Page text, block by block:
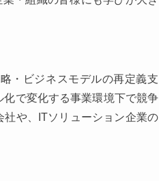
・ビジネスモデルの再定義支
で変化する事業環境下で競争
や、ITソリューション企業の